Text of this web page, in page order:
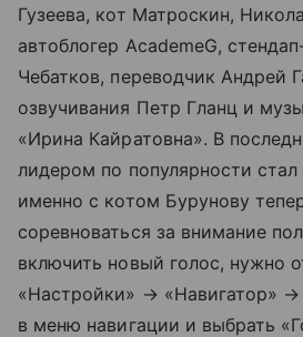
Гузеева, кот Матроскин,
автоблогер AcademeG,
Чебатков, переводчик Андрей
озвучивания Петр Гланц и
«Ирина Кайратовна». В
лидером по популярности
именно с котом Бурунову
соревноваться за внимание
включить новый голос, нужно
«Настройки» → «Навигатор» →
в меню навигации и выбрать